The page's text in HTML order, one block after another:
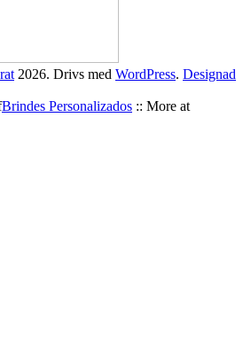
2026. Drivs med WordPress. Designad
Brindes Personalizados :: More at